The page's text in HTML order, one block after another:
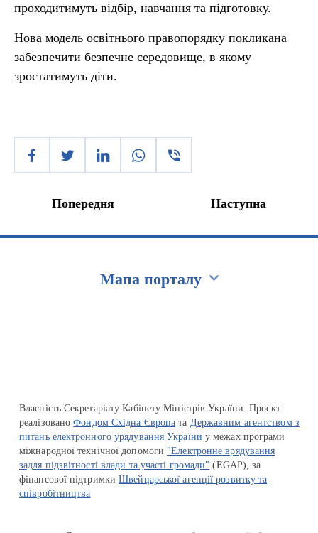
проходитимуть відбір, навчання та підготовку.
Нова модель освітнього правопорядку покликана
забезпечити безпечне середовище, в якому
зростатимуть діти.
Попередня Наступна
Мапа порталу
Власність Секретаріату Кабінету Міністрів України. Проєкт
реалізованоФондом Східна Європа та Державним агентством з
питань електронного урядування України у межах програми
міжнародної технічної допомоги "Електронне врядування
задля підзвітності влади та участі громади" (EGAP), за
фінансової підтримкиШвейцарської агенції розвитку та
співробітництва